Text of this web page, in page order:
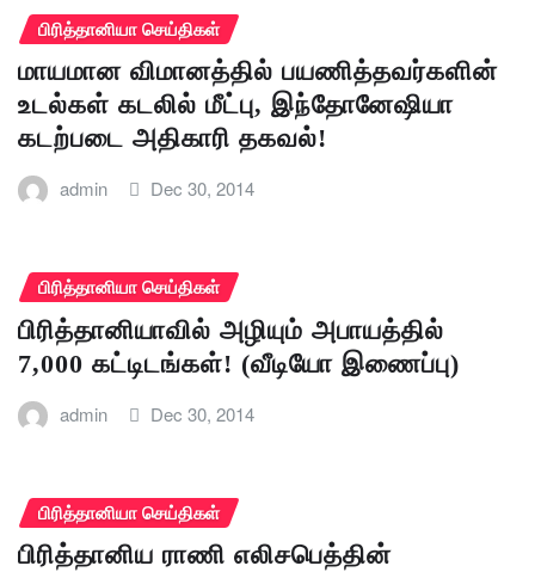
பிரித்தானியா செய்திகள்
மாயமான விமானத்தில் பயணித்தவர்களின்
உடல்கள் கடலில் மீட்பு, இந்தோனேஷியா
கடற்படை அதிகாரி தகவல்!
admin Dec 30, 2014
பிரித்தானியா செய்திகள்
பிரித்தானியாவில் அழியும் அபாயத்தில்
7,000 கட்டிடங்கள்! (வீடியோ இணைப்பு)
admin Dec 30, 2014
பிரித்தானியா செய்திகள்
பிரித்தானிய ராணி எலிசபெத்தின்